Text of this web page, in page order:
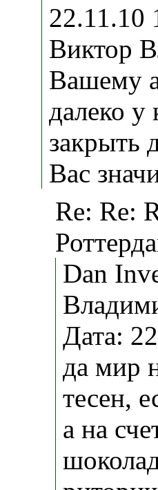
22.11.10
Виктор
Вашему
далеко у
закрыть
Вас
Re: Re:
Dan
Дата:
да мир
тесен,
а на